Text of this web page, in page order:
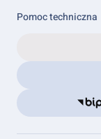
Pomoc techniczna